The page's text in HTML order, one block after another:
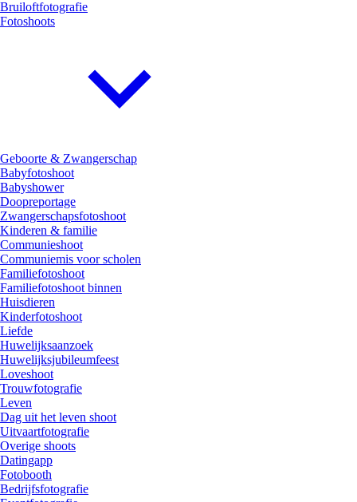
Bruiloftfotografie
Fotoshoots
Geboorte & Zwangerschap
Babyfotoshoot
Babyshower
Doopreportage
Zwangerschapsfotoshoot
Kinderen & familie
Communieshoot
Communiemis voor scholen
Familiefotoshoot
Familiefotoshoot binnen
Huisdieren
Kinderfotoshoot
Liefde
Huwelijksaanzoek
Huwelijksjubileumfeest
Loveshoot
Trouwfotografie
Leven
Dag uit het leven shoot
Uitvaartfotografie
Overige shoots
Datingapp
Fotobooth
Bedrijfsfotografie